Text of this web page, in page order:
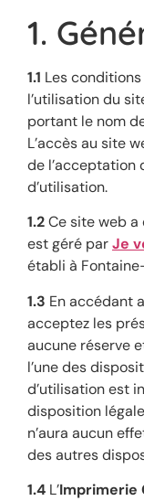
1.
1.1 Les
l’utilisation du
portant le nom
L’accès au site
de l’acceptation
d’utilisation.
1.2Ce site web
est géré parJe
établi à
1.3 En accédant
acceptez les
aucune réserve
l’une des
d’utilisation est
disposition
n’aura aucun
des autres
1.4 L’Imprimerie